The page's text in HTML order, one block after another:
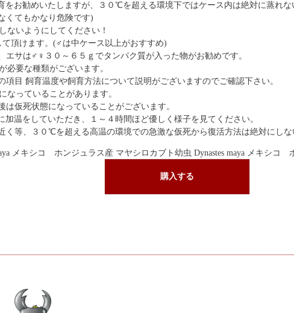
をお勧めいたしますが、３０℃を超える環境下ではケース内は絶対に蒸れ
くてもかなり危険です)
ないようにしてください！
頂けます。(♂は中ケース以上がおすすめ)
エサは♂♀３０～６５ｇでタンパク質が入った物がお勧めです。
必要な種類がございます。
項目 飼育温度や飼育方法について説明がございますのでご確認下さい。
なっていることがあります。
は仮死状態になっていることがございます。
温をしていただき、１～４時間ほど優しく様子を見てください。
く等、３０℃を超える高温の環境での急激な仮死から復活方法は絶対にしな
メキシコ ホンジュラス産 マヤシロカブト幼虫 Dynastes maya メキシコ
購入する